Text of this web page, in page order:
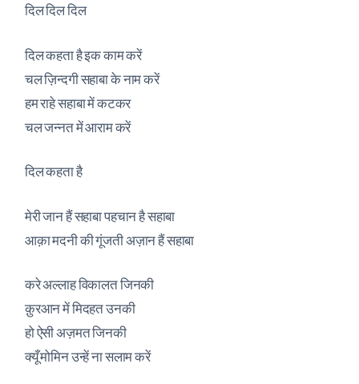
दिल दिल दिल
दिल कहता है इक काम करें
चल ज़िन्दगी सहाबा के नाम करें
हम राहे सहाबा में कटकर
चल जन्नत में आराम करें
दिल कहता है
मेरी जान हैं सहाबा पहचान है सहाबा
आक़ा मदनी की गूंजती अज़ान हैं सहाबा
करे अल्लाह विकालत जिनकी
क़ुरआन में मिदहत उनकी
हो ऐसी अज़मत जिनकी
क्यूँ मोमिन उन्हें ना सलाम करें